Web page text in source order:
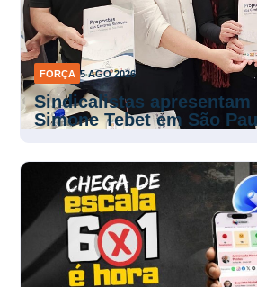
FORÇA 5 AGO 2026
Sindicalistas apresentam
Simone Tebet em São